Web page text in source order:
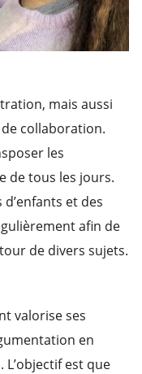
mais aussi
de collaboration.
les
de tous les jours.
et des
afin de
de divers sujets.
valorise ses
en
L’objectif est que